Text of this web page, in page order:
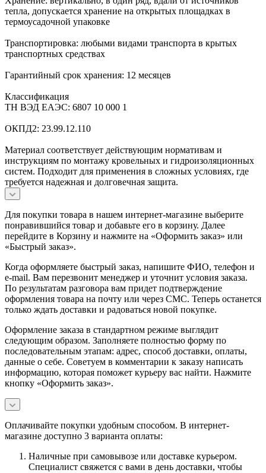
тепла, допускается хранение на открытых площадках в
термоусадочной упаковке
Транспортировка: любыми видами транспорта в крытых
транспортных средствах
Гарантийный срок хранения: 12 месяцев
Классификация
ТН ВЭД ЕАЭС: 6807 10 000 1
ОКПД2: 23.99.12.110
Материал соответствует действующим нормативам и
инструкциям по монтажу кровельных и гидроизоляционных
систем. Подходит для применения в сложных условиях, где
требуется надежная и долговечная защита.
Для покупки товара в нашем интернет-магазине выберите
понравившийся товар и добавьте его в корзину. Далее
перейдите в Корзину и нажмите на «Оформить заказ» или
«Быстрый заказ».
Когда оформляете быстрый заказ, напишите ФИО, телефон и
e-mail. Вам перезвонит менеджер и уточнит условия заказа.
По результатам разговора вам придет подтверждение
оформления товара на почту или через СМС. Теперь останется
только ждать доставки и радоваться новой покупке.
Оформление заказа в стандартном режиме выглядит
следующим образом. Заполняете полностью форму по
последовательным этапам: адрес, способ доставки, оплаты,
данные о себе. Советуем в комментарии к заказу написать
информацию, которая поможет курьеру вас найти. Нажмите
кнопку «Оформить заказ».
Оплачивайте покупки удобным способом. В интернет-
магазине доступно 3 варианта оплаты:
Наличные при самовывозе или доставке курьером.
Специалист свяжется с вами в день доставки, чтобы